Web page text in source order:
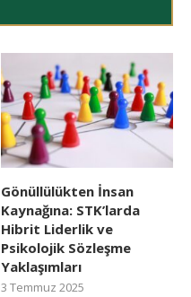
Gönüllülükten İnsan
Kaynağına: STK’larda
Hibrit Liderlik ve
Psikolojik Sözleşme
Yaklaşımları
3 Temmuz 2025